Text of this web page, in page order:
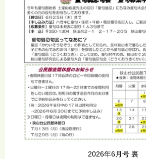
2026年6月号 裏